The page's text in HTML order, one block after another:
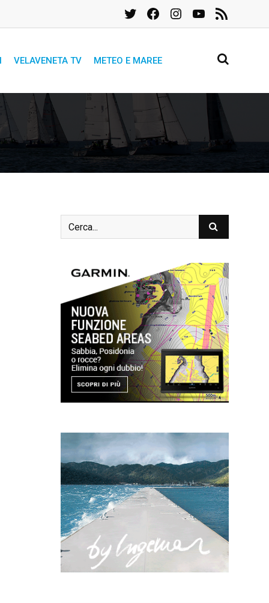
TwitterFacebookInstagramYouTube
Feed
RSS
VELAVENETA TV METEO E MAREE